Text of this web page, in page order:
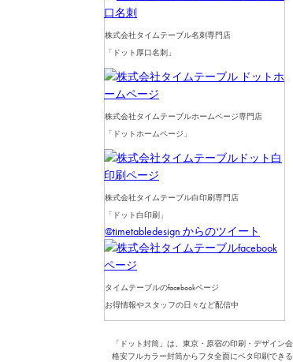
株式会社タイムテーブル名刺専門店
「ドット厚口名刺」
株式会社タイムテーブルホームページ専門店
「ドットホームページ」
株式会社タイムテーブル白印刷専門店
「ドット白印刷」
@timetabledesign からのツイート
タイムテーブルのfacebookページ
お得情報やスタッフの日々など配信中
「ドット封筒」は、東京・原宿の印刷・デザイン
格安フルカラー封筒からフタ全面にベタ印刷でき